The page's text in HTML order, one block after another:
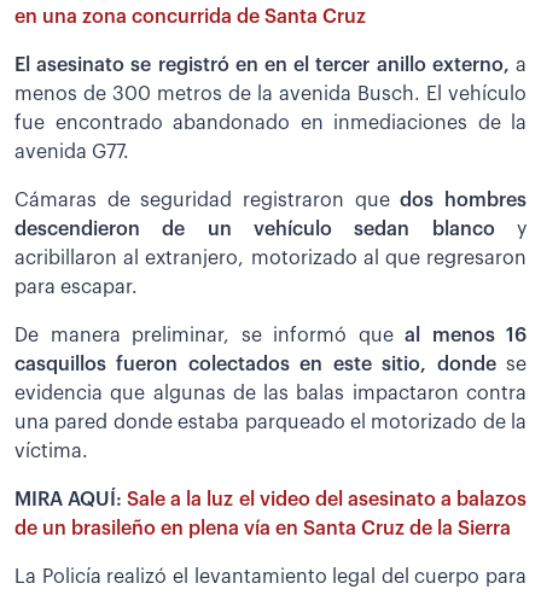
en una zona concurrida de Santa Cruz
El asesinato se registró en en el tercer anillo externo, a
menos de 300 metros de la avenida Busch. El vehículo
fue encontrado abandonado en inmediaciones de la
avenida G77.
Cámaras de seguridad registraron quedos hombres
descendieron de un vehículo sedan blanco y
acribillaron al extranjero, motorizado al que regresaron
para escapar.
De manera preliminar, se informó que al menos 16
casquillos fueron colectados en este sitio, dondese
evidencia que algunas de las balas impactaron contra
una pared donde estaba parqueado el motorizado de la
víctima.
MIRA AQUÍ:Sale a la luz el video del asesinato a balazos
de un brasileño en plena vía en Santa Cruz de la Sierra
La Policía realizó el levantamiento legal del cuerpo para